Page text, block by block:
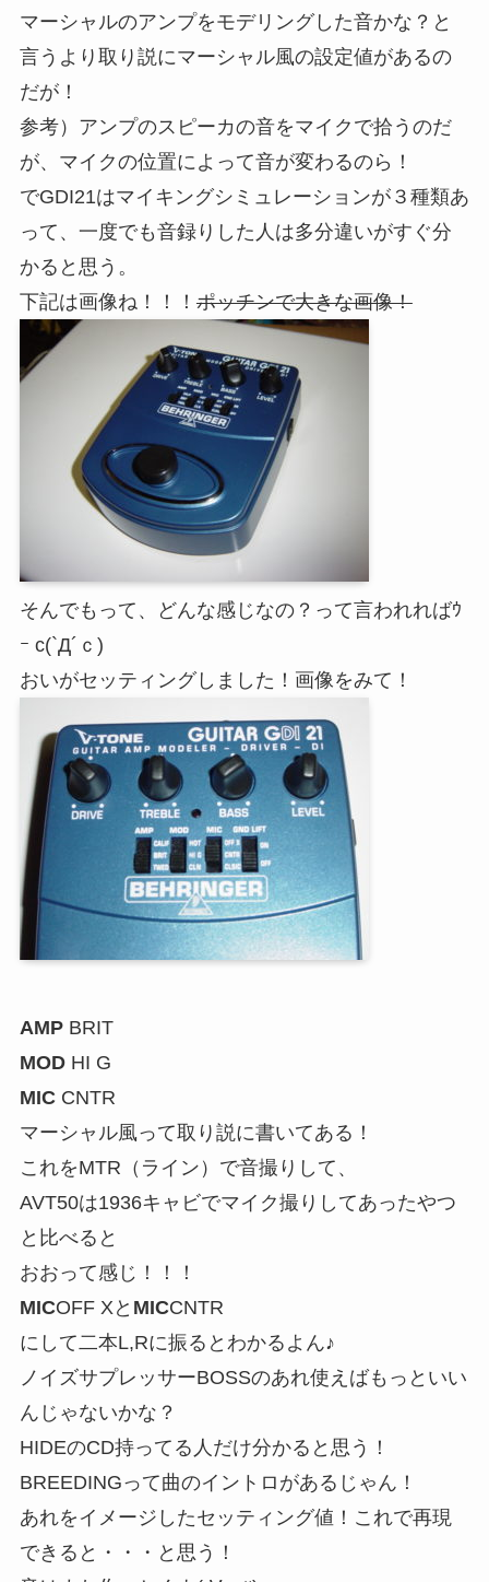
マーシャルのアンプをモデリングした音かな？と
言うより取り説にマーシャル風の設定値があるの
だが！
参考）アンプのスピーカの音をマイクで拾うのだ
が、マイクの位置によって音が変わるのら！
でGDI21はマイキングシミュレーションが３種類あ
って、一度でも音録りした人は多分違いがすぐ分
かると思う。
下記は画像ね！！！ ポッチンで大きな画像！
そんでもって、どんな感じなの？って言われればｳ
ｰ c(`Д´ｃ)
おいがセッティングしました！画像をみて！
AMP BRIT
MOD HI G
MIC CNTR
マーシャル風って取り説に書いてある！
これをMTR（ライン）で音撮りして、
AVT50は1936キャビでマイク撮りしてあったやつ
と比べると
おおって感じ！！！
MICOFF Xと MICCNTR
にして二本L,Rに振るとわかるよん♪
ノイズサプレッサーBOSSのあれ使えばもっといい
んじゃないかな？
HIDEのCD持ってる人だけ分かると思う！
BREEDINGって曲のイントロがあるじゃん！
あれをイメージしたセッティング値！これで再現
できると・・・と思う！